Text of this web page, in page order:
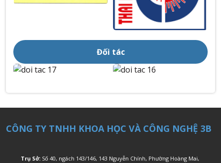
Đối tác
CÔNG TY TNHH KHOA HỌC VÀ CÔNG NGHỆ 3B
Trụ Sở: Số 40, ngách 143/146, 143 Nguyễn Chính, Phường Hoàng Mai,